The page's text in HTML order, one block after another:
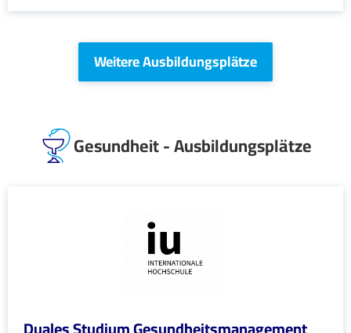
Weitere Ausbildungsplätze
Gesundheit - Ausbildungsplätze